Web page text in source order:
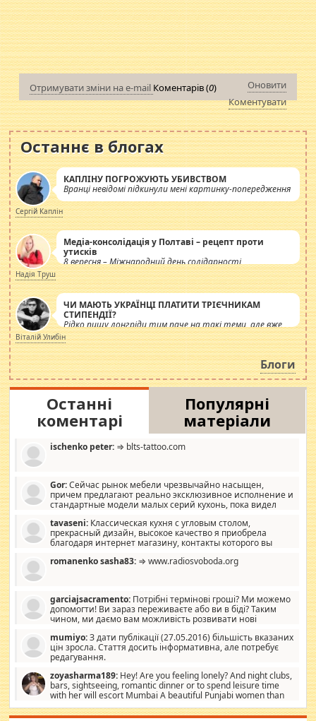
Отримувати зміни на e-mail Коментарів (0)
Оновити
Коментувати
Останнє в блогах
КАПЛІНУ ПОГРОЖУЮТЬ УБИВСТВОМ
Вранці невідомі підкинули мені картинку-попередження
Сергій Каплін
Медіа-консолідація у Полтаві – рецепт проти
утисків
8 вересня – Міжнародний день солідарності
журналістів.
Надія Труш
ЧИ МАЮТЬ УКРАЇНЦІ ПЛАТИТИ ТРІЄЧНИКАМ
СТИПЕНДІЇ?
Рідко пишу лонгріди тим паче на такі теми, але вже
просто дістало! Обурюють сьогоднішні інсенуації
навколо стипендіального питання. Штучно
роздувається ще одна соціальна катастрофа.
Віталій Улибін
Блоги
Останні
коментарі
Популярні
матеріали
ischenko peter: ⇒ blts-tattoo.com
Gor:Сейчас рынок мебели чрезвычайно насыщен,
причем предлагают реально эксклюзивное исполнение и
стандартные модели малых серий кухонь, пока видел
стандартные формы, в MebelOk, креативненько и что главное -
со вкусом все в порядке, без ненужных наворотов удорожающих
мебель, а это не последний фактор.
tavaseni: Классическая кухня с угловым столом,
прекрасный дизайн, высокое качество я приобрела
благодаря интернет магазину, контакты которого вы
romanenko sasha83: ⇒ www.radiosvoboda.org
garciajsacramento: Потрібні термінові гроші? Ми можемо
допомогти! Ви зараз переживаєте або ви в біді? Таким
чином, ми даємо вам можливість розвивати нові
допомагати людям, які намагаються дати їм шанс. Кожен
заслуговує на другий шанс, і, оскільки влада не зможе, вони
повинні приймати від інших. Для нас нема багато суми, і зрілість
витрат, а тільки узгоджених сум і нічого іншого. Не чекайте і не
коментуйте цей пост. Введіть суму, яку ви хочете подати, і ми
зв'яжемося з вами з усіма варіантами. зв'яжіться з нами
сьогодні на garciajsacramento@gmail.com Вам потрібні термінові
гроші? Ми можемо допомогти!
mumiyo:З дати публікації (27.05.2016) більшість вказаних
цін зросла. Стаття досить інформативна, але потребує
редагування.
zoyasharma189: Hey! Are you feeling lonely? And night clubs,
bars, sightseeing, romantic dinner or to spend leisure time
with her will escort Mumbai A beautiful Punjabi women than
sexy escort companion in arms that you guys feel like 5 star luxury
hotel had to spend the night in their search for loved solitaire free